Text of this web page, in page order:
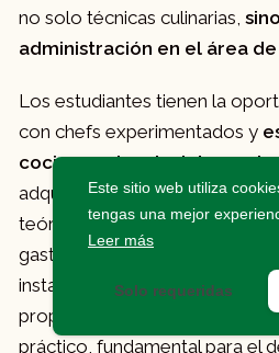
no solo técnicas culinarias,
administración en el área
Los estudiantes tienen la
con chefs experimentados y
cocina nacional e
adquirir habilidades prácticas
teóricos necesarios para
gastronómico. Además, la
instalaciones modernas y
proporcionan un ambiente
práctico, fundamental para el
Este sitio web utiliza
tengas una mejor
Leer más
Solo requeridas